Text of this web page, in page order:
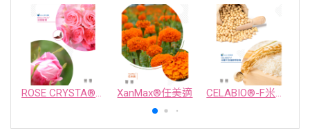
ROSE CRYSTA®玫顏敏素 XanMax®任美適 CELABIO®-F米糠大豆發酵萃取物